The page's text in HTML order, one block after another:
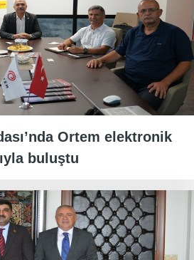
Ortem elektronik
buluştu